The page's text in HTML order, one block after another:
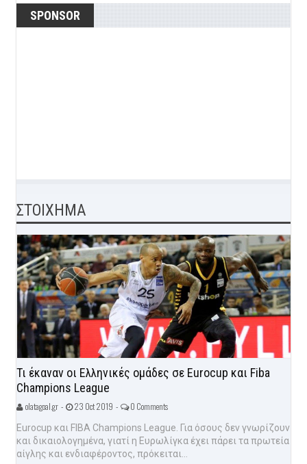
SPONSOR
ΣΤΟΙΧΗΜΑ
Τι έκαναν οι Ελληνικές ομάδες σε Eurocup και Fiba
Champions League
olatagoal.gr - 23 Oct 2019 - 0 Comments
Eurocup και FIBA Champions League. Για όσους δεν γνωρίζουν
και δικαιολογημένα, γιατί η Ευρωλίγκα έχει πάρει τα πρωτεία
αίγλης και ενδιαφέροντος, πρόκειται...